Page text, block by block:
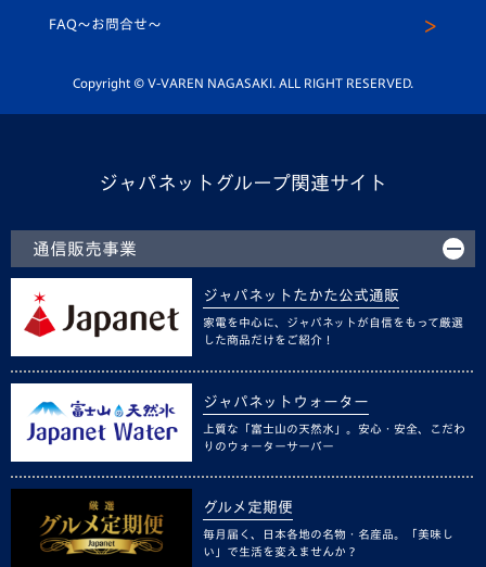
平和祈念活動
ホームタウン活動
スクール
FAQ〜お問合せ〜
Copyright © V-VAREN NAGASAKI. ALL RIGHT RESERVED.
ジャパネットグループ関連サイト
通信販売事業
ジャパネットたかた公式通販
家電を中心に、ジャパネットが自信をもって厳選
した商品だけをご紹介！
ジャパネットウォーター
上質な「富士山の天然水」。安心・安全、こだわ
りのウォーターサーバー
グルメ定期便
毎月届く、日本各地の名物・名産品。「美味し
い」で生活を変えませんか？